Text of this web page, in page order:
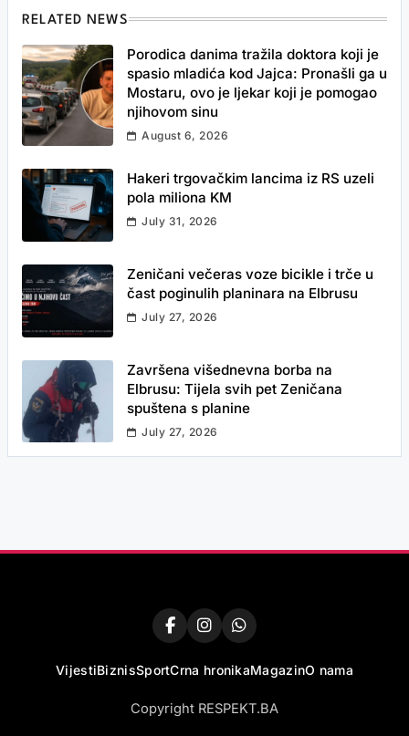
RELATED NEWS
Porodica danima tražila doktora koji je
spasio mladića kod Jajca: Pronašli ga u
Mostaru, ovo je ljekar koji je pomogao
njihovom sinu
August 6, 2026
Hakeri trgovačkim lancima iz RS uzeli
pola miliona KM
July 31, 2026
Zeničani večeras voze bicikle i trče u
čast poginulih planinara na Elbrusu
July 27, 2026
Završena višednevna borba na
Elbrusu: Tijela svih pet Zeničana
spuštena s planine
July 27, 2026
VijestiBiznisSportCrna hronikaMagazinO nama
Copyright RESPEKT.BA